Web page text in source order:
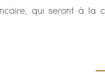
qui seront à la